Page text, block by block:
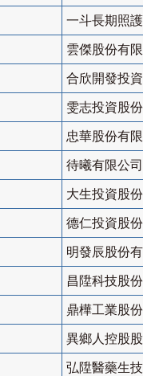
一斗長期照
雲傑股份有
合欣開發投
雯志投資股
忠華股份有
待曦有限公司
大生投資股
德仁投資股
明發辰股份
昌陞科技股
鼎樺工業股
異鄉人控股
弘陞醫藥生